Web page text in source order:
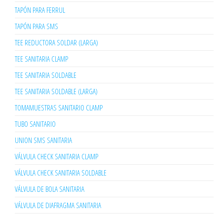
TAPÓN PARA FERRUL
TAPÓN PARA SMS
TEE REDUCTORA SOLDAR (LARGA)
TEE SANITARIA CLAMP
TEE SANITARIA SOLDABLE
TEE SANITARIA SOLDABLE (LARGA)
TOMAMUESTRAS SANITARIO CLAMP
TUBO SANITARIO
UNION SMS SANITARIA
VÁLVULA CHECK SANITARIA CLAMP
VÁLVULA CHECK SANITARIA SOLDABLE
VÁLVULA DE BOLA SANITARIA
VÁLVULA DE DIAFRAGMA SANITARIA